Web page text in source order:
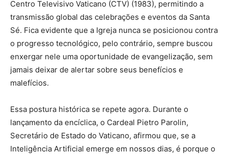
Centro Televisivo Vaticano (CTV) (1983), permitindo a
transmissão global das celebrações e eventos da Santa
Sé. Fica evidente que a Igreja nunca se posicionou contra
o progresso tecnológico, pelo contrário, sempre buscou
enxergar nele uma oportunidade de evangelização, sem
jamais deixar de alertar sobre seus benefícios e
malefícios.
Essa postura histórica se repete agora. Durante o
lançamento da encíclica, o Cardeal Pietro Parolin,
Secretário de Estado do Vaticano, afirmou que, se a
Inteligência Artificial emerge em nossos dias, é porque o